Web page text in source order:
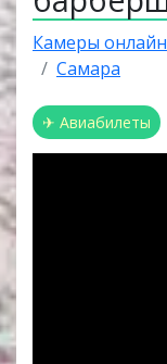
Камеры онлайн
Самара
✈ Авиабилеты